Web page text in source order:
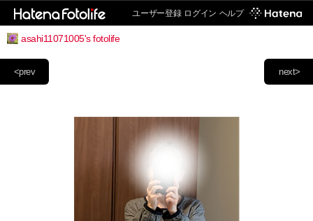
ユーザー登録 ログイン ヘルプ
asahi11071005's fotolife
next>
<prev